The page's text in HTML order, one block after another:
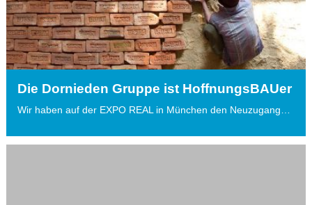
Die Dornieden Gruppe ist HoffnungsBAUer
Wir haben auf der EXPO REAL in München den Neuzugang…